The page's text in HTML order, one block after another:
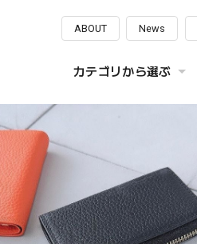
ABOUT News
カテゴリから選ぶ